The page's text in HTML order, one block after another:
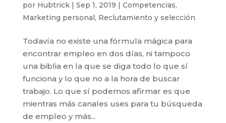
por Hubtrick| Sep 1, 2019 | Competencias,
Marketing personal, Reclutamiento y selección
Todavía no existe una fórmula mágica para
encontrar empleo en dos días, ni tampoco
una biblia en la que se diga todo lo que sí
funciona y lo que no a la hora de buscar
trabajo. Lo que sí podemos afirmar es que
mientras más canales uses para tu búsqueda
de empleo y más...